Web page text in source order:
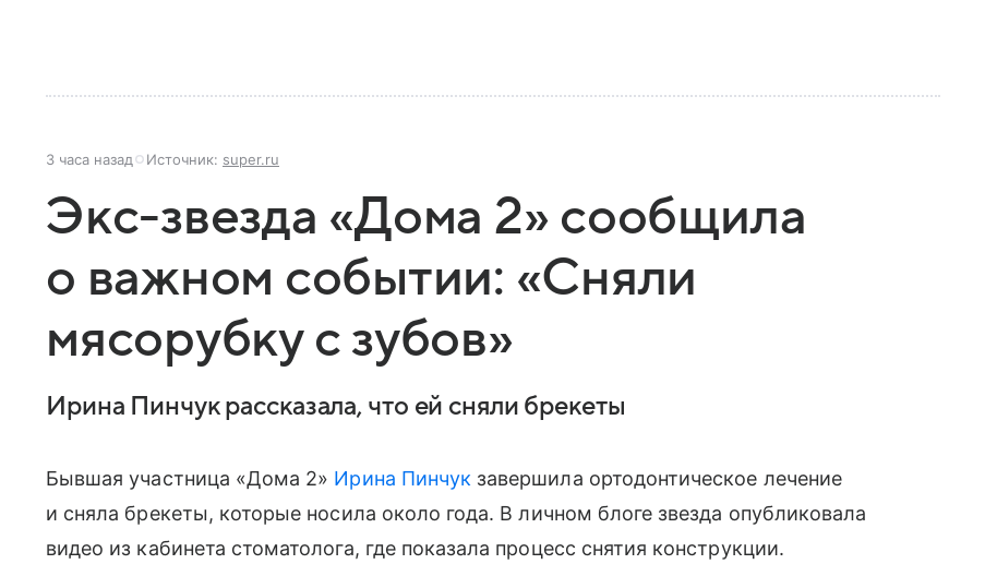
3 часа назад Источник: super.ru
Экс-звезда «Дома 2» сообщила
о важном событии: «Сняли
мясорубку с зубов»
Ирина Пинчук рассказала, что ей сняли брекеты
Бывшая участница «Дома 2» Ирина Пинчук завершила ортодонтическое лечение
и сняла брекеты, которые носила около года. В личном блоге звезда опубликовала
видео из кабинета стоматолога, где показала процесс снятия конструкции.